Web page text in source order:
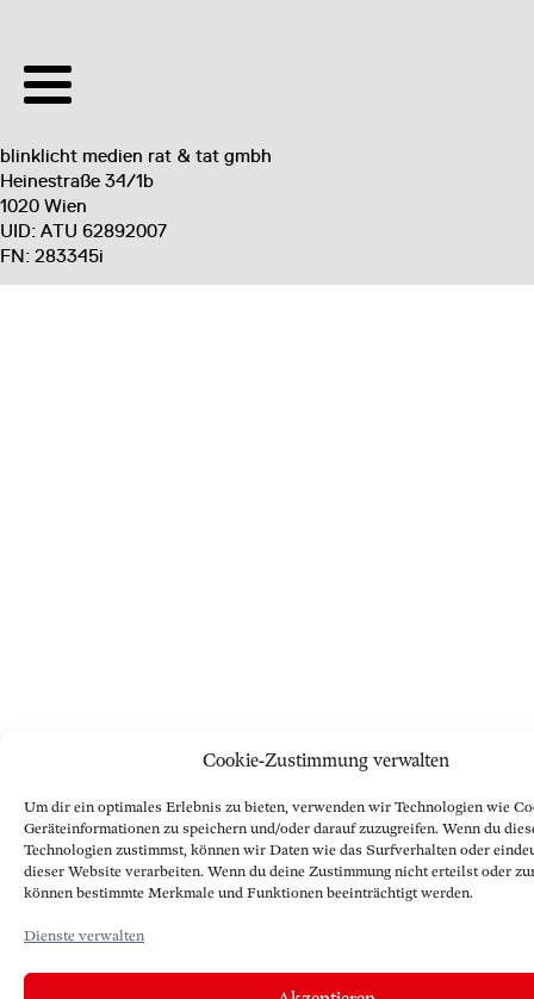
Cookie-Zustimmung verwalten
Um dir ein optimales Erlebnis zu bieten, verwenden wir Technologien wie
Geräteinformationen zu speichern und/oder darauf zuzugreifen. Wenn du
Technologien zustimmst, können wir Daten wie das Surfverhalten oder
dieser Website verarbeiten. Wenn du deine Zustimmung nicht erteilst oder
können bestimmte Merkmale und Funktionen beeinträchtigt werden.
Dienste verwalten
blinklicht medien rat & tat gmbh
Heinestraße 34/1b
1020 Wien
UID: ATU 62892007
FN: 283345i